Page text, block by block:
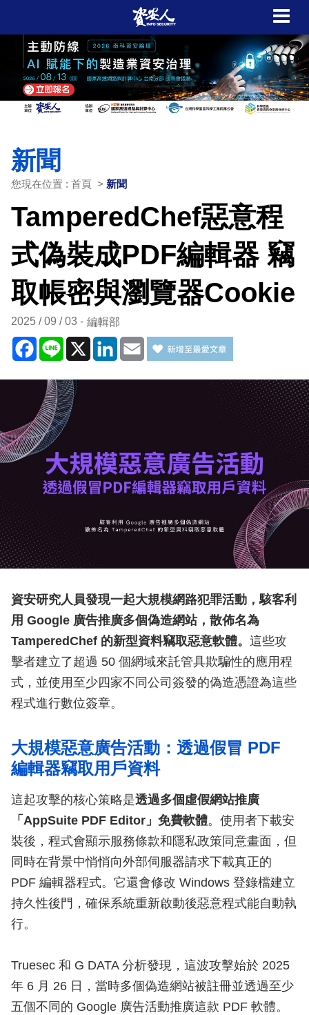
新聞
您現在位置 : 首頁 > 新聞
TamperedChef惡意程
式偽裝成PDF編輯器 竊
取帳密與瀏覽器Cookie
2025 / 09 / 03 編輯部
Facebook
Line X LinkedIn
Email
資安研究人員發現一起大規模網路犯罪活動，駭客利
用 Google 廣告推廣多個偽造網站，散佈名為
TamperedChef 的新型資料竊取惡意軟體。 這些攻
擊者建立了超過 50 個網域來託管具欺騙性的應用程
式，並使用至少四家不同公司簽發的偽造憑證為這些
程式進行數位簽章。
大規模惡意廣告活動：透過假冒 PDF
編輯器竊取用戶資料
這起攻擊的核心策略是透過多個虛假網站推廣
「AppSuite PDF Editor」免費軟體。使用者下載安
裝後，程式會顯示服務條款和隱私政策同意畫面，但
同時在背景中悄悄向外部伺服器請求下載真正的
PDF 編輯器程式。它還會修改 Windows 登錄檔建立
持久性後門，確保系統重新啟動後惡意程式能自動執
行。
Truesec 和 G DATA 分析發現，這波攻擊始於 2025
年 6 月 26 日，當時多個偽造網站被註冊並透過至少
五個不同的 Google 廣告活動推廣這款 PDF 軟體。